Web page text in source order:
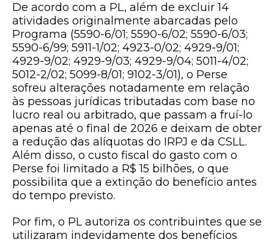
De acordo com a PL, além de excluir 14
atividades originalmente abarcadas pelo
Programa (5590-6/01; 5590-6/02; 5590-6/03;
5590-6/99; 5911-1/02; 4923-0/02; 4929-9/01;
4929-9/02; 4929-9/03; 4929-9/04; 5011-4/02;
5012-2/02; 5099-8/01; 9102-3/01), o Perse
sofreu alterações notadamente em relação
às pessoas jurídicas tributadas com base no
lucro real ou arbitrado, que passam a fruí-lo
apenas até o final de 2026 e deixam de obter
a redução das alíquotas do IRPJ e da CSLL.
Além disso, o custo fiscal do gasto com o
Perse foi limitado a R$ 15 bilhões, o que
possibilita que a extinção do benefício antes
do tempo previsto.
Por fim, o PL autoriza os contribuintes que se
utilizaram indevidamente dos benefícios